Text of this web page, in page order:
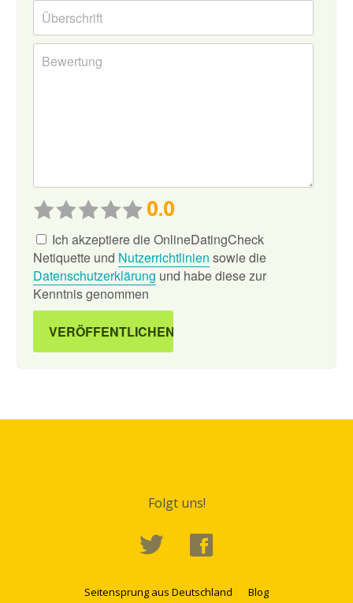
0.0
Ich akzeptiere die OnlineDatingCheck
Netiquette und Nutzerrichtlinien sowie die
Datenschutzerklärung und habe diese zur
Kenntnis genommen
Folgt uns!
Seitensprung aus Deutschland Blog